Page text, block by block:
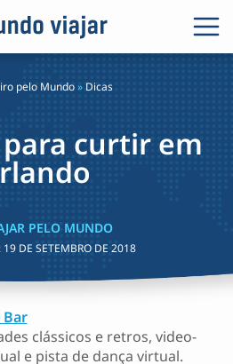
pelo Mundo» Dicas
curtir em
PELO MUNDO
19 DE SETEMBRO DE 2018
Bar
clássicos e retros, video-
e pista de dança virtual.